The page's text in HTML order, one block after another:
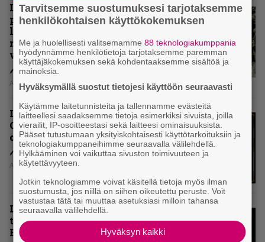
Levyarvio: Coronerin
paluualbumi 32 vuotta edellisen
levytyksen jälkeen ei voi
mitenkään täyttää odotuksia. Vai
voiko?
Aki Nuopponen
Levyarvio: Dirkschneider & The
Old Gang -albumista ei aina tiedä,
onko se tosissaan tehty vai ei
Aki Nuopponen
Levyarvio: Onko Steelbound jo
täydellisintä mahdollista Battle
Beastia?
Tarvitsemme suostumuksesi tarjotaksemme
henkilökohtaisen käyttökokemuksen
Me ja huolellisesti valitsemamme88 teknologiakumppania
hyödynnämme henkilötietoja tarjotaksemme paremman
käyttäjäkokemuksen sekä kohdentaaksemme sisältöä ja
mainoksia.
Hyväksymällä suostut tietojesi käyttöön seuraavasti
Käytämme laitetunnisteita ja tallennamme evästeitä
laitteellesi saadaksemme tietoja esimerkiksi sivuista, joilla
vierailit, IP-osoitteestasi sekä laitteesi ominaisuuksista.
Pääset tutustumaan yksityiskohtaisesti käyttötarkoituksiin ja
teknologiakumppaneihimme seuraavalla välilehdellä.
Hylkääminen voi vaikuttaa sivuston toimivuuteen ja
käytettävyyteen.
Jotkin teknologiamme voivat käsitellä tietoja myös ilman
suostumusta, jos niillä on siihen oikeutettu peruste. Voit
vastustaa tätä tai muuttaa asetuksiasi milloin tahansa
seuraavalla välilehdellä.
Hyväksyn kaikki